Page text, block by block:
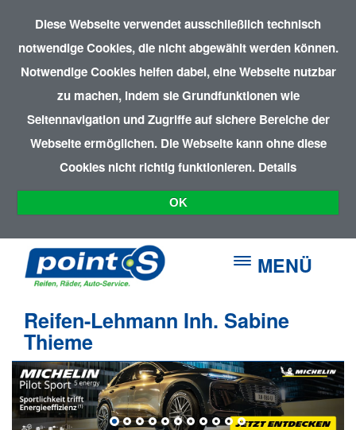
Diese Webseite verwendet ausschließlich technisch
notwendige Cookies, die nicht abgewählt werden können.
Notwendige Cookies helfen dabei, eine Webseite nutzbar
zu machen, indem sie Grundfunktionen wie
Seitennavigation und Zugriffe auf sichere Bereiche der
Webseite ermöglichen. Die Webseite kann ohne diese
Cookies nicht richtig funktionieren. Details
OK
MENÜ
Reifen-Lehmann Inh. Sabine
Thieme